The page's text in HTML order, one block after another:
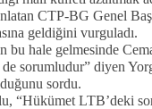
CTP-BG Genel
geldiğini vurguladı.
bu hale gelmesinde
sorumludur” diyen
sordu.
“Hükümet LTB’deki